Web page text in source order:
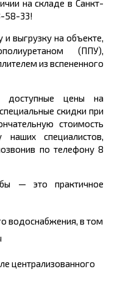
на складе в Санкт-
58-33!
выгрузку на объекте,
(ППУ),
из вспененного
цены на
скидки при
стоимость
специалистов,
по телефону 8
— это практичное
водоснабжения, в том
централизованного